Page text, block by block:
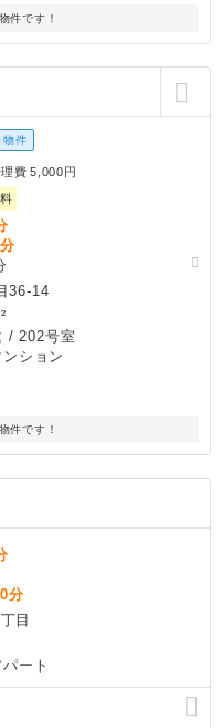
件です！
物件
費 5,000円
36-14
/ 202号室
ション
件です！
分
目
ート